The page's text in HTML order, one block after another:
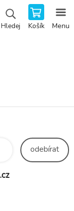
Hledej Košík Menu
odebírat